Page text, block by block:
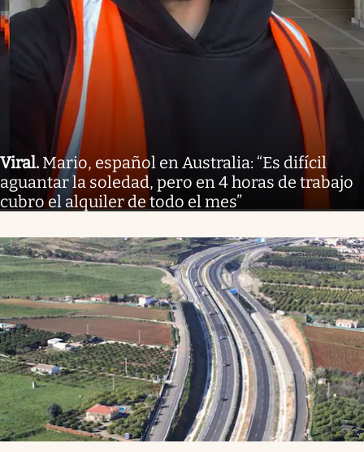
Viral. Mario, español en Australia: “Es difícil
aguantar la soledad, pero en 4 horas de trabajo
cubro el alquiler de todo el mes”